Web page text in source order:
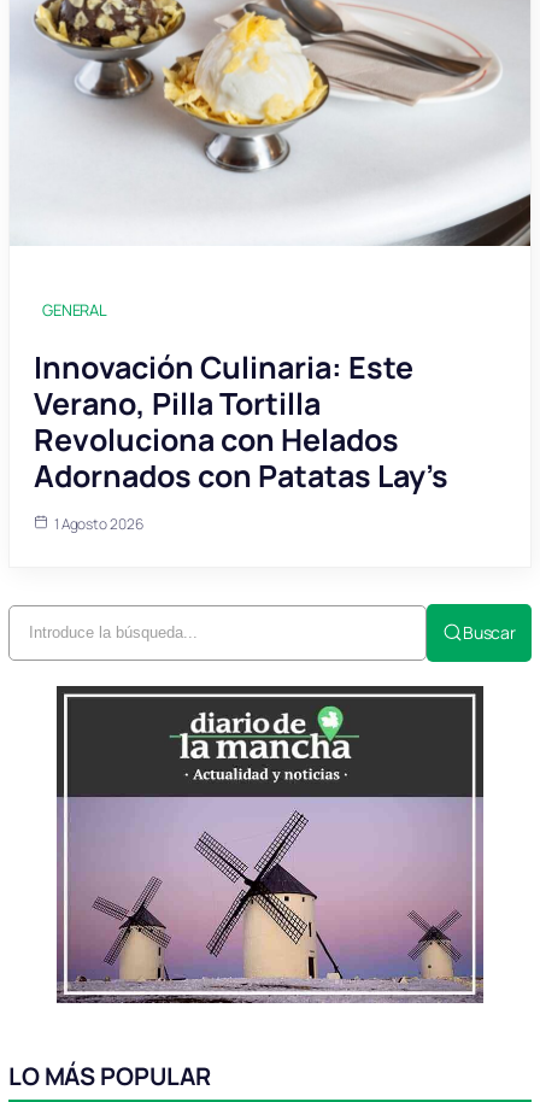
GENERAL
Innovación Culinaria: Este
Verano, Pilla Tortilla
Revoluciona con Helados
Adornados con Patatas Lay’s
1 Agosto 2026
Buscar
LO MÁS POPULAR